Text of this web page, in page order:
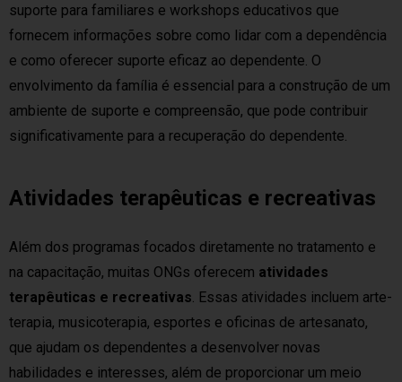
suporte para familiares e workshops educativos que
fornecem informações sobre como lidar com a dependência
e como oferecer suporte eficaz ao dependente. O
envolvimento da família é essencial para a construção de um
ambiente de suporte e compreensão, que pode contribuir
significativamente para a recuperação do dependente.
Atividades terapêuticas e recreativas
Além dos programas focados diretamente no tratamento e
na capacitação, muitas ONGs oferecem atividades
terapêuticas e recreativas. Essas atividades incluem arte-
terapia, musicoterapia, esportes e oficinas de artesanato,
que ajudam os dependentes a desenvolver novas
habilidades e interesses, além de proporcionar um meio